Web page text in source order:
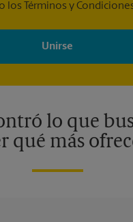
los Términos y
recibir correos electrónicos de
ofertas especiales, promociones y
intereses. Puede darse de baja en
más información, consulte nuestra
lo que
qué más